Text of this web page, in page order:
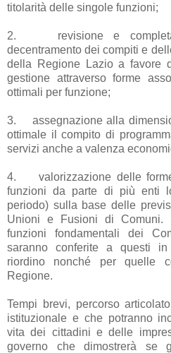
titolarità delle singole funzioni;
2.
revisione e
decentramento dei compiti e
della Regione Lazio a favore
gestione attraverso forme
ottimali per funzione;
3.
assegnazione alla
ottimale il compito di
servizi anche a valenza
4.
valorizzazione delle
funzioni da parte di più enti
periodo) sulla base delle
Unioni e Fusioni di
funzioni fondamentali dei
saranno conferite a questi
riordino nonché per quelle
Regione.
Tempi brevi, percorso
istituzionale e che potranno
vita dei cittadini e delle
governo che dimostrerà se